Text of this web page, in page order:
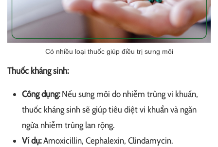
Có nhiều loại thuốc giúp điều trị sưng môi
Thuốc kháng sinh:
Công dụng:Nếu sưng môi do nhiễm trùng vi khuẩn,
thuốc kháng sinh sẽ giúp tiêu diệt vi khuẩn và ngăn
ngừa nhiễm trùng lan rộng.
Ví dụ:Amoxicillin, Cephalexin​, Clindamycin.